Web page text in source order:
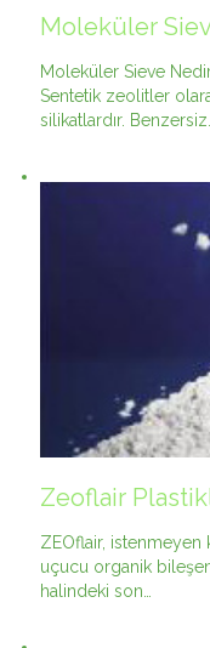
Moleküler
Moleküler Sieve
Sentetik zeolitler
silikatlardır.
Zeoflair
ZEOflair, istenmeyen
uçucu organik
halindeki son…